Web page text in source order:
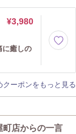
¥3,980
癒しの
クーポンをもっと見る
町店からの一言